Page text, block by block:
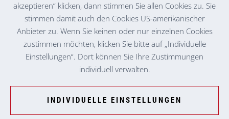
Vergangenen Monat ging es hoch her im Montessori-
Kinderhaus Graz-Wetzelsdorf: Therapiehund Captain kam
wieder einmal zu Besuch. Schon vor seiner Ankunft war die
Aufregung groß und als er dann mit seinen Begleiterinnen
Katharina und Angela Koch eintraf, ertönten fröhliche Rufe:
akzeptieren“ klicken, dann stimmen Sie allen Cookies zu. Sie
stimmen damit auch den Cookies US-amerikanischer
Anbieter zu. Wenn Sie keinen oder nur einzelnen Cookies
zustimmen möchten, klicken Sie bitte auf „Individuelle
Einstellungen“. Dort können Sie Ihre Zustimmungen
individuell verwalten.
INDIVIDUELLE EINSTELLUNGEN